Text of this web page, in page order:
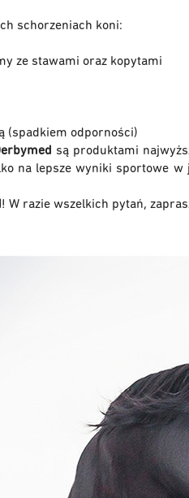
schorzeniach koni:
ze stawami oraz kopytami
(spadkiem odporności)
są produktami
na lepsze wyniki sportowe w
! W razie wszelkich pytań,